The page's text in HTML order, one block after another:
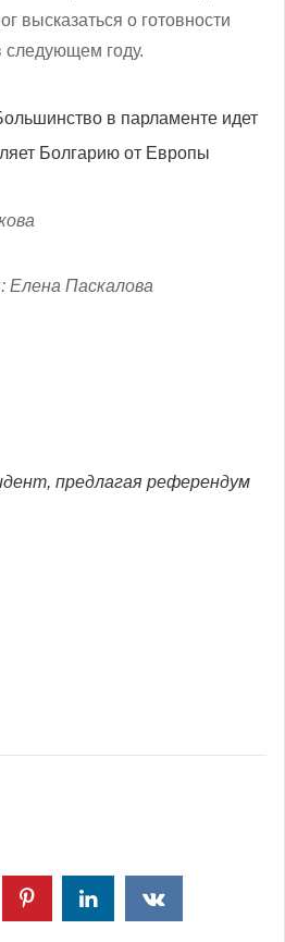
высказаться о готовности
следующем году.
в парламенте идет
Болгарию от Европы
Елена Паскалова
предлагая референдум